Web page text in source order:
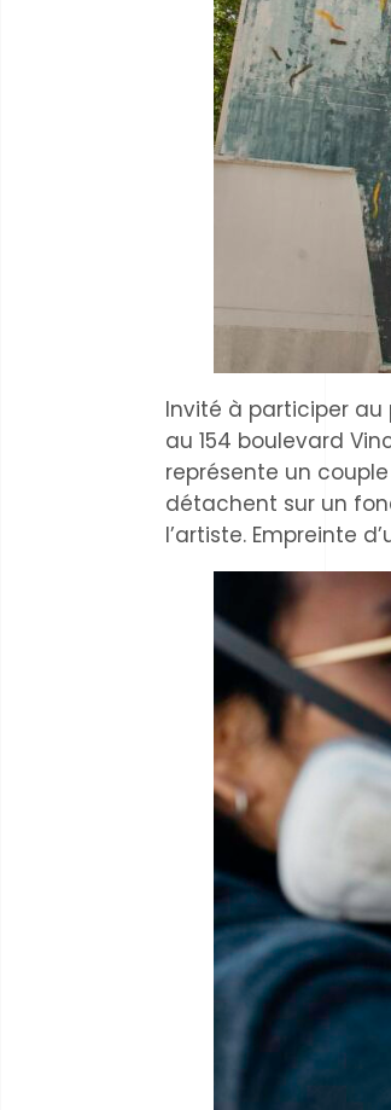
Invité à participer au
au 154 boulevard
représente un
détachent sur un
l’artiste. Empreinte